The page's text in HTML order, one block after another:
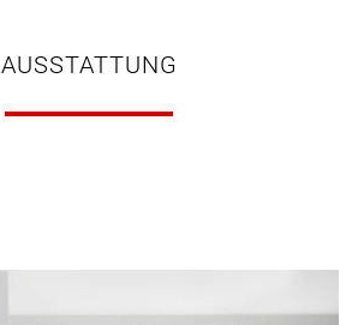
AUSSTATTUNG